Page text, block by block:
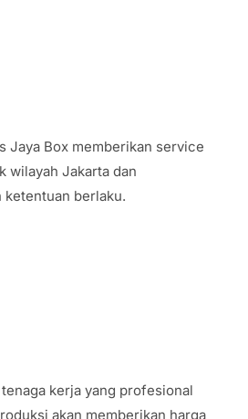
Jaya Box memberikan service
wilayah Jakarta dan
ketentuan berlaku.
kerja yang profesional
akan memberikan harga